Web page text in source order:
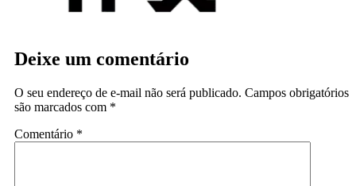
Deixe um comentário
O seu endereço de e-mail não será publicado. Campos obrigatórios
são marcados com *
Comentário *